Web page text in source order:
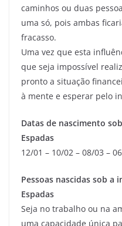
caminhos ou duas
uma só, pois ambas
fracasso.
Uma vez que esta
que seja impossível
pronto a situação
à mente e esperar pelo
Datas de nascimento
Espadas
12/01 – 10/02 – 08/03 –
Pessoas nascidas sob a
Espadas
Seja no trabalho ou na
uma capacidade única